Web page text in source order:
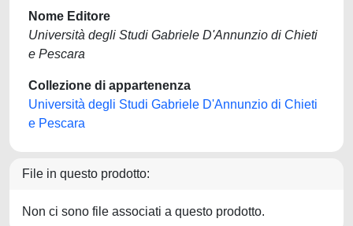
Nome Editore
Università degli Studi Gabriele D'Annunzio di Chieti
e Pescara
Collezione di appartenenza
Università degli Studi Gabriele D'Annunzio di Chieti
e Pescara
File in questo prodotto:
Non ci sono file associati a questo prodotto.